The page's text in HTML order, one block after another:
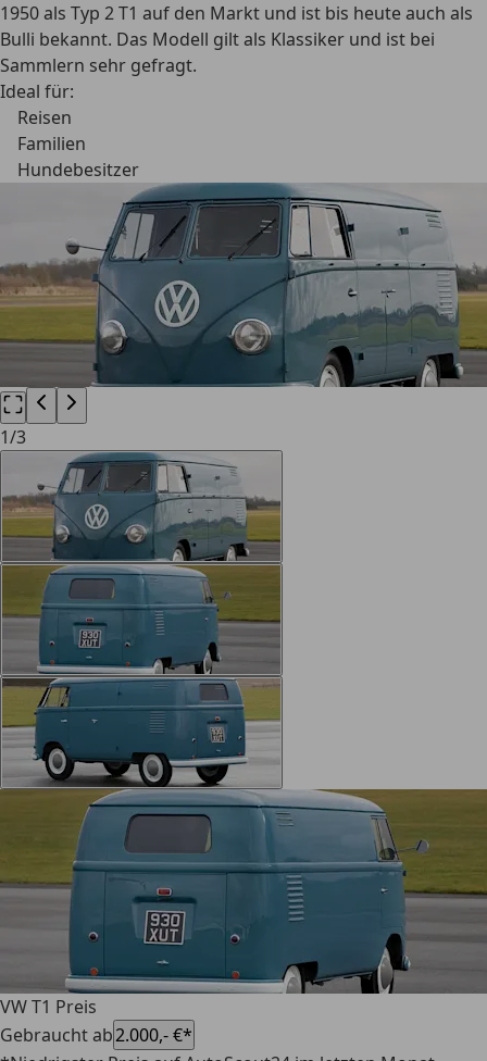
1950 als Typ 2 T1 auf den Markt und ist bis heute auch als
Bulli bekannt. Das Modell gilt als Klassiker und ist bei
Sammlern sehr gefragt.
Ideal für:
Reisen
Familien
Hundebesitzer
1/3
VW T1 Preis
Gebraucht ab2.000,- €*